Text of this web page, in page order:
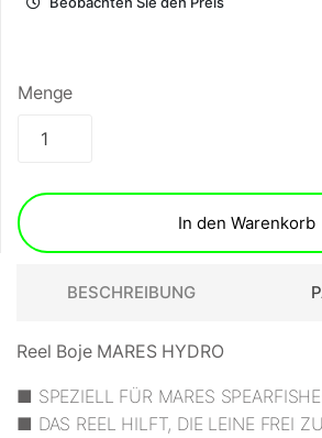
Menge
In den Warenkorb
BESCHREIBUNG
Reel Boje MARES HYDRO
■ SPEZIELL FÜR MARES
■ DAS REEL HILFT, DIE LEINE FREI